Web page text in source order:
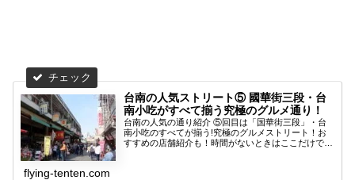
台南の人気ストリート⑤ 國華街三段・台
南小吃がすべて揃う究極のグルメ通り！
台南の人気の通り紹介 ⑤回目は「国華街三段」・台
南小吃のすべてが揃う!究極のグルメストリート！お
すすめの店舗紹介も！時間がないときはここだけで台
flying-tenten.com